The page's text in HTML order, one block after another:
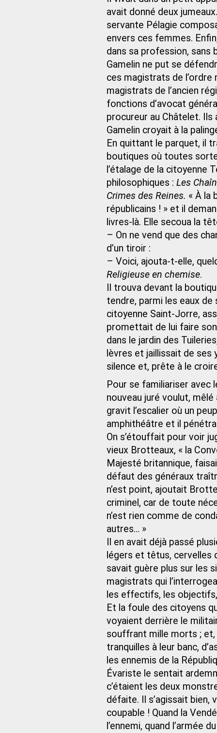
avait donné deux
servante Pélagie
envers ces femmes.
dans sa profession, sans
Gamelin ne put se
ces magistrats de l’ordre
magistrats de l’ancien
fonctions d’avocat
procureur au Châtelet.
Gamelin croyait à la
En quittant le parquet, il
boutiques où toutes
l’étalage de la citoyenne
philosophiques : Les
Crimes des Reines. « À la
républicains ! » et il
livres-là. Elle secoua la
– On ne vend que des
d’un tiroir :
– Voici, ajouta-t-elle,
Religieuse en chemise.
Il trouva devant la
tendre, parmi les eaux
citoyenne Saint-Jorre,
promettait de lui faire
dans le jardin des
lèvres et jaillissait de ses
silence et, prête à le
Pour se familiariser
nouveau juré voulut,
gravit l’escalier où un
amphithéâtre et il pénétra
On s’étouffait pour voir
vieux Brotteaux, « la
Majesté britannique,
défaut des généraux
n’est point, ajoutait
criminel, car de toute
n’est rien comme de
autres… »
Il en avait déjà passé
légers et têtus, cervelles
savait guère plus sur les
magistrats qui
les effectifs, les
Et la foule des citoyens
voyaient derrière le
souffrant mille morts ; et,
tranquilles à leur banc,
les ennemis de la
Évariste le sentait
c’étaient les deux
défaite. Il s’agissait
coupable ! Quand la
l’ennemi, quand l’armée